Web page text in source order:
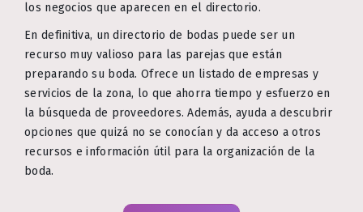
los negocios que aparecen en el directorio.
En definitiva, un directorio de bodas puede ser un
recurso muy valioso para las parejas que están
preparando su boda. Ofrece un listado de empresas y
servicios de la zona, lo que ahorra tiempo y esfuerzo en
la búsqueda de proveedores. Además, ayuda a descubrir
opciones que quizá no se conocían y da acceso a otros
recursos e información útil para la organización de la
boda.